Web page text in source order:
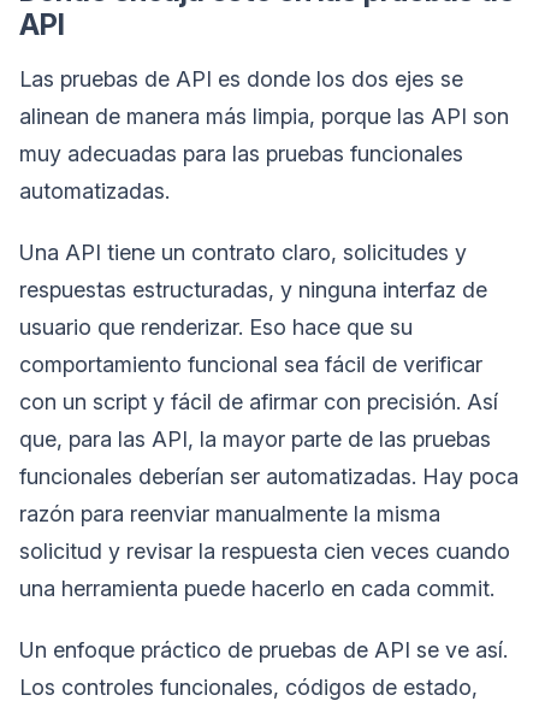
API
Las pruebas de API es donde los dos ejes se
alinean de manera más limpia, porque las API son
muy adecuadas para las pruebas funcionales
automatizadas.
Una API tiene un contrato claro, solicitudes y
respuestas estructuradas, y ninguna interfaz de
usuario que renderizar. Eso hace que su
comportamiento funcional sea fácil de verificar
con un script y fácil de afirmar con precisión. Así
que, para las API, la mayor parte de las pruebas
funcionales deberían ser automatizadas. Hay poca
razón para reenviar manualmente la misma
solicitud y revisar la respuesta cien veces cuando
una herramienta puede hacerlo en cada commit.
Un enfoque práctico de pruebas de API se ve así.
Los controles funcionales, códigos de estado,